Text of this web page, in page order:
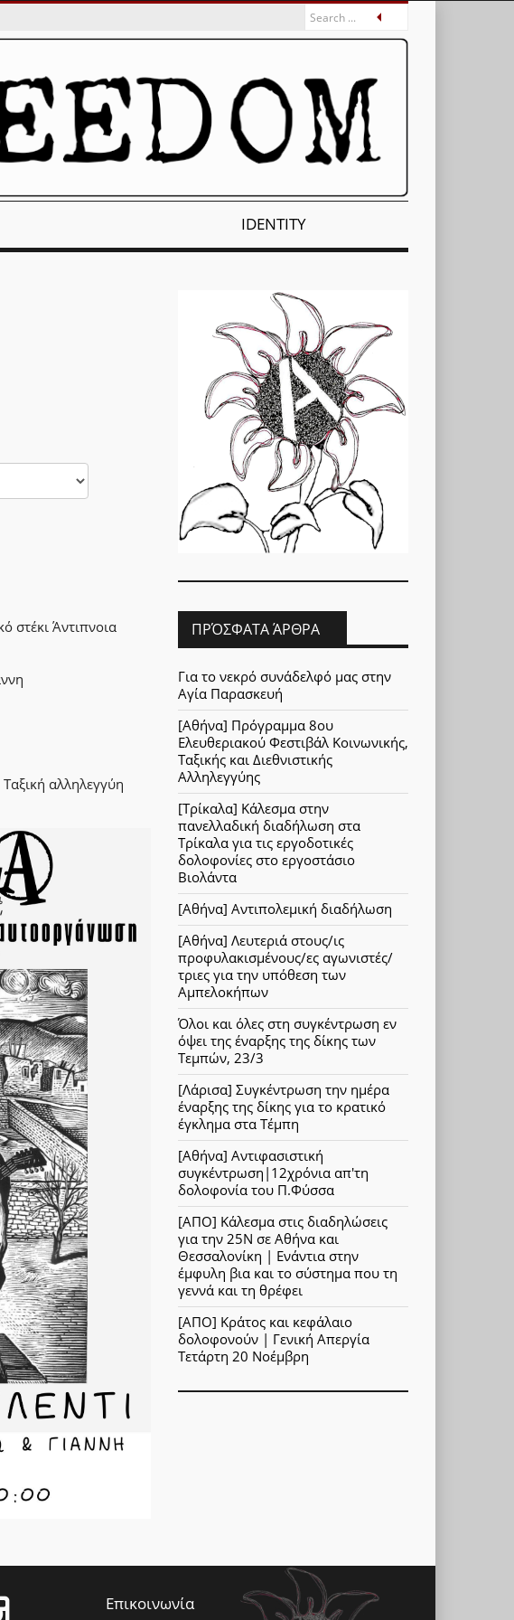
IDENTITY
στέκι Άντιπνοια
αλληλεγγύη
ΠΡΌΣΦΑΤΑ ΆΡΘΡΑ
Για το νεκρό συνάδελφό μας στην
Αγία Παρασκευή
[Αθήνα] Πρόγραμμα 8ου
Ελευθεριακού Φεστιβάλ Κοινωνικής,
Ταξικής και Διεθνιστικής
Αλληλεγγύης
[Τρίκαλα] Κάλεσμα στην
πανελλαδική διαδήλωση στα
Τρίκαλα για τις εργοδοτικές
δολοφονίες στο εργοστάσιο
Βιολάντα
[Αθήνα] Αντιπολεμική διαδήλωση
[Αθήνα] Λευτεριά στους/ις
προφυλακισμένους/ες αγωνιστές/
τριες για την υπόθεση των
Αμπελοκήπων
Όλοι και όλες στη συγκέντρωση εν
όψει της έναρξης της δίκης των
Τεμπών, 23/3
[Λάρισα] Συγκέντρωση την ημέρα
έναρξης της δίκης για το κρατικό
έγκλημα στα Τέμπη
[Αθήνα] Αντιφασιστική
συγκέντρωση|12χρόνια απ'τη
δολοφονία του Π.Φύσσα
[ΑΠΟ] Κάλεσμα στις διαδηλώσεις
για την 25Ν σε Αθήνα και
Θεσσαλονίκη | Ενάντια στην
έμφυλη βια και το σύστημα που τη
γεννά και τη θρέφει
[ΑΠΟ] Κράτος και κεφάλαιο
δολοφονούν | Γενική Απεργία
Τετάρτη 20 Νοέμβρη
Επικοινωνία